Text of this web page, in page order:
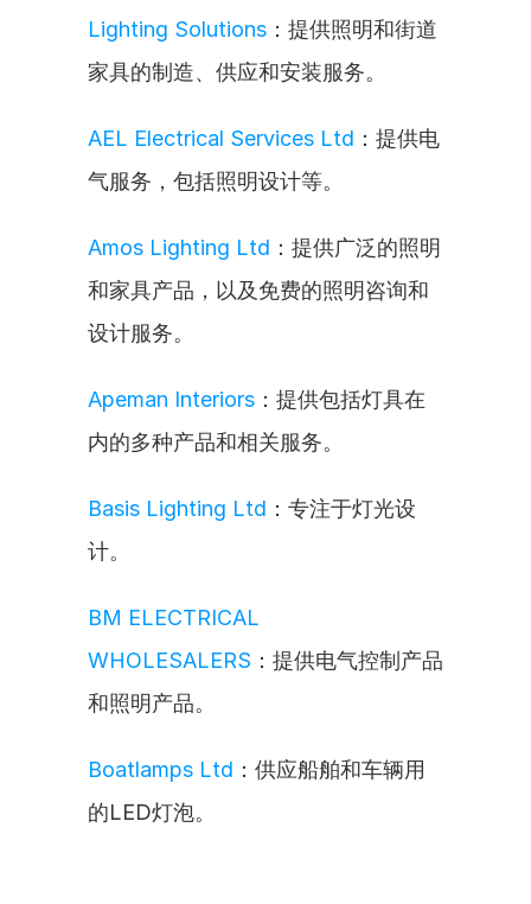
Lighting Solutions ：提供照明和街道
家具的制造、供应和安装服务。
AEL Electrical Services Ltd ：提供电
气服务，包括照明设计等。
Amos Lighting Ltd ：提供广泛的照明
和家具产品，以及免费的照明咨询和
设计服务。
Apeman Interiors ：提供包括灯具在
内的多种产品和相关服务。
Basis Lighting Ltd ：专注于灯光设
计。
BM ELECTRICAL
WHOLESALERS ：提供电气控制产品
和照明产品。
Boatlamps Ltd ：供应船舶和车辆用
的LED灯泡。